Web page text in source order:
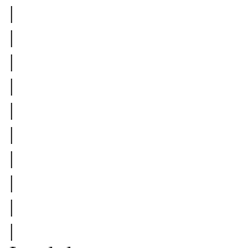
|
|
|
|
|
|
|
|
|
|